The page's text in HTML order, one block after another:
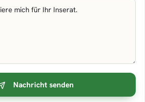
Nachricht senden